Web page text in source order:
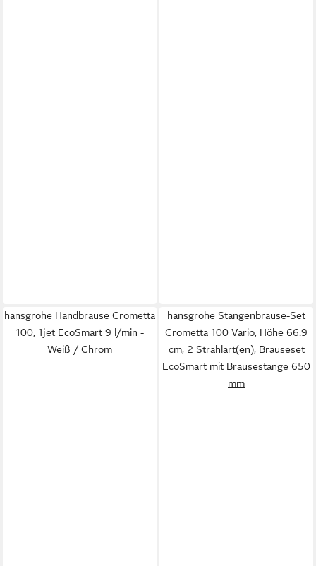
hansgrohe Handbrause Crometta
100, 1jet EcoSmart 9 l/min -
Weiß / Chrom
hansgrohe Stangenbrause-Set
Crometta 100 Vario, Höhe 66.9
cm, 2 Strahlart(en), Brauseset
EcoSmart mit Brausestange 650
mm